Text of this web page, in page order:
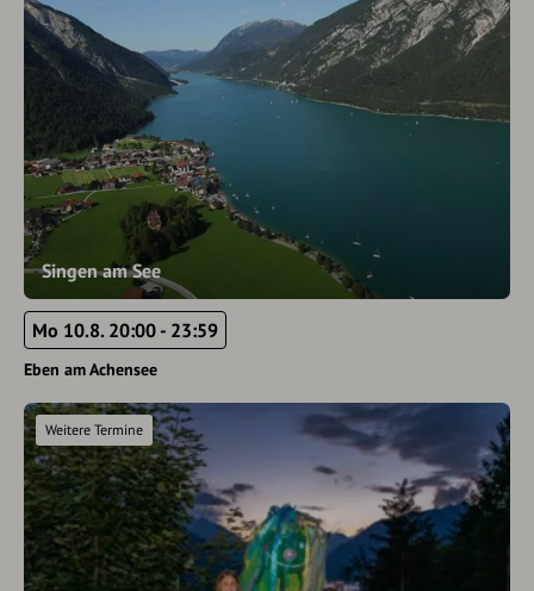
Singen am See
Mo 10.8. 20:00 - 23:59
Eben am Achensee
Weitere Termine